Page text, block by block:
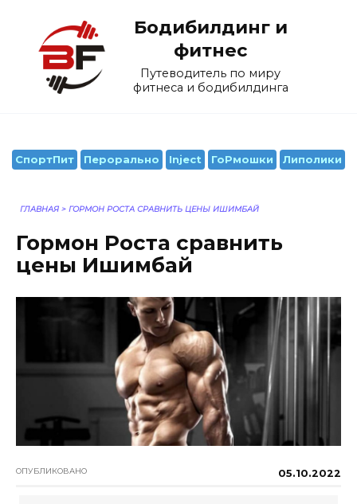
содержанию
Бодибилдинг и
фитнес
Путеводитель по миру
фитнеса и бодибилдинга
СпортПит Перорально Inject ГоРмошки Липолики
ГЛАВНАЯ > ГОРМОН РОСТА СРАВНИТЬ ЦЕНЫ ИШИМБАЙ
Гормон Роста сравнить
цены Ишимбай
ОПУБЛИКОВАНО 05.10.2022